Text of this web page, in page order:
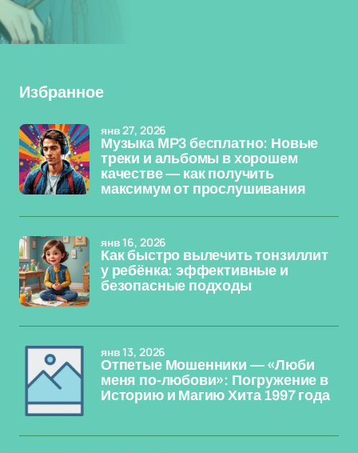
Избранное
Музыка MP3 бесплатно: Новые
треки и альбомы в хорошем
качестве — как получить
максимум от прослушивания
янв 27, 2026
Как быстро вылечить тонзиллит
у ребёнка: эффективные и
безопасные подходы
янв 16, 2026
Отпетые Мошенники — «Люби
меня по-любови»: Погружение в
Историю и Магию Хита 1997 года
янв 13, 2026